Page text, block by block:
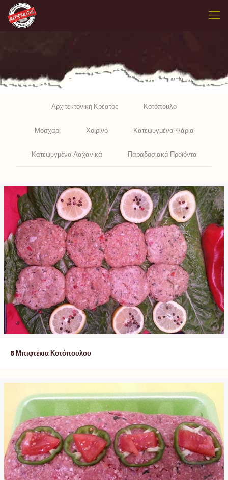
Αρχιτεκτονική Κρέατος Κοτόπουλο
Μοσχάρι Χοιρινό Κατεψυγμένα Ψάρια
Κατεψυγμένα Λαχανικά Παραδοσιακά Προϊόντα
8 Μπιφτέκια Κοτόπουλου